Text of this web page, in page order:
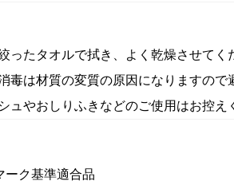
ったタオルで拭き、よく乾燥させてく
毒は材質の変質の原因になりますので
ュやおしりふきなどのご使用はお控え
ク基準適合品